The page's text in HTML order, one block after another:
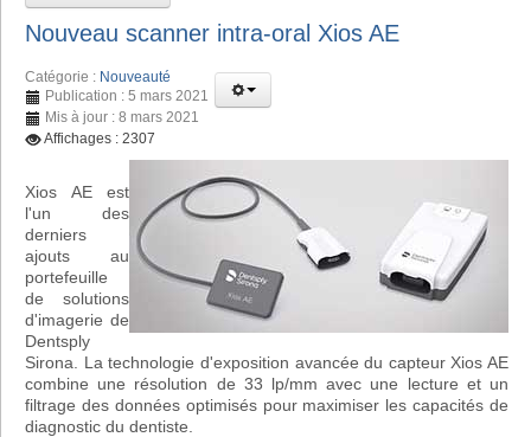
Nouveau scanner intra-oral Xios AE
Catégorie : Nouveauté
Publication : 5 mars 2021
Mis à jour : 8 mars 2021
Affichages : 2307
Xios AE est
l'un des
derniers
ajouts au
portefeuille
de solutions
d'imagerie de
Dentsply
Sirona. La technologie d'exposition avancée du capteur Xios AE
combine une résolution de 33 lp/mm avec une lecture et un
filtrage des données optimisés pour maximiser les capacités de
diagnostic du dentiste.